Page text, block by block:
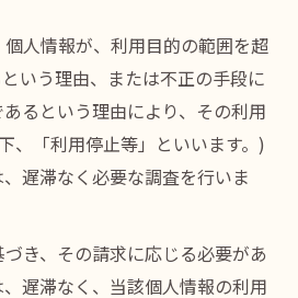
人情報が、利用目的の範囲を超
いう理由、または不正の手段に
るという理由により、その利用
、「利用停止等」といいます。)
遅滞なく必要な調査を行いま
き、その請求に応じる必要があ
遅滞なく、当該個人情報の利用